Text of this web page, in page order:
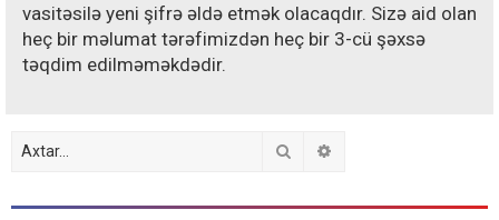
vasitəsilə yeni şifrə əldə etmək olacaqdır. Sizə aid olan
heç bir məlumat tərəfimizdən heç bir 3-cü şəxsə
təqdim edilməməkdədir.
Axtar